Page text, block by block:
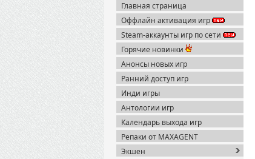
Главная страница
Оффлайн активация игр
Steam-аккаунты игр по сети
Горячие новинки
Анонсы новых игр
Ранний доступ игр
Инди игры
Антологии игр
Календарь выхода игр
Репаки от MAXAGENT
Экшен